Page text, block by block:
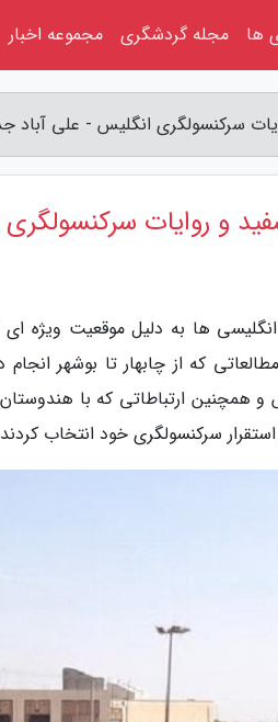
سرکنسولگری انگلیس - علی آباد
و روایات
ها به دلیل موقعیت ویژه
که از چابهار تا بوشهر انجام
همچنین ارتباطاتی که با
سرکنسولگری خود انتخاب
ها مجله گردشگری مجموعه اخبار